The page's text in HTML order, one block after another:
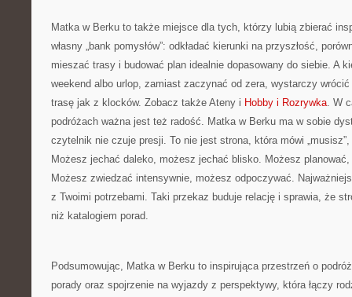
Matka w Berku to także miejsce dla tych, którzy lubią zbierać
własny „bank pomysłów”: odkładać kierunki na przyszłość,
mieszać trasy i budować plan idealnie dopasowany do siebie. A
weekend albo urlop, zamiast zaczynać od zera, wystarczy
trasę jak z klocków. Zobacz także Ateny i Hobby i Rozrywka. W
podróżach ważna jest też radość. Matka w Berku ma w sobie
czytelnik nie czuje presji. To nie jest strona, która mówi
Możesz jechać daleko, możesz jechać blisko. Możesz
Możesz zwiedzać intensywnie, możesz odpoczywać.
z Twoimi potrzebami. Taki przekaz buduje relację i sprawia, że
niż katalogiem porad.
Podsumowując, Matka w Berku to inspirująca przestrzeń o
porady oraz spojrzenie na wyjazdy z perspektywy, która łączy